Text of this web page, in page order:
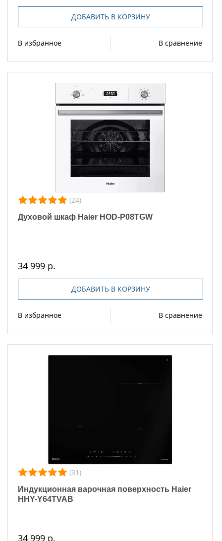
ДОБАВИТЬ В КОРЗИНУ
В избранное В сравнение
(24)
Духовой шкаф Haier HOD-P08TGW
34 999 р.
ДОБАВИТЬ В КОРЗИНУ
В избранное В сравнение
(31)
Индукционная варочная поверхность Haier
HHY-Y64TVAB
34 999 р.